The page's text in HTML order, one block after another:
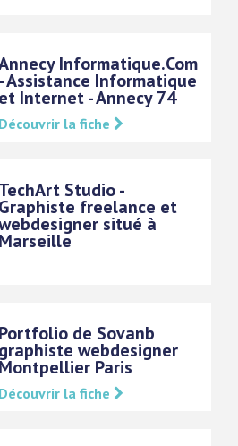
Informatique.Com
- Assistance Informatique
et Internet - Annecy 74
Découvrir la fiche
TechArt Studio -
Graphiste freelance et
situé à
Marseille
Portfolio de Sovanb
graphiste webdesigner
Montpellier Paris
Découvrir la fiche